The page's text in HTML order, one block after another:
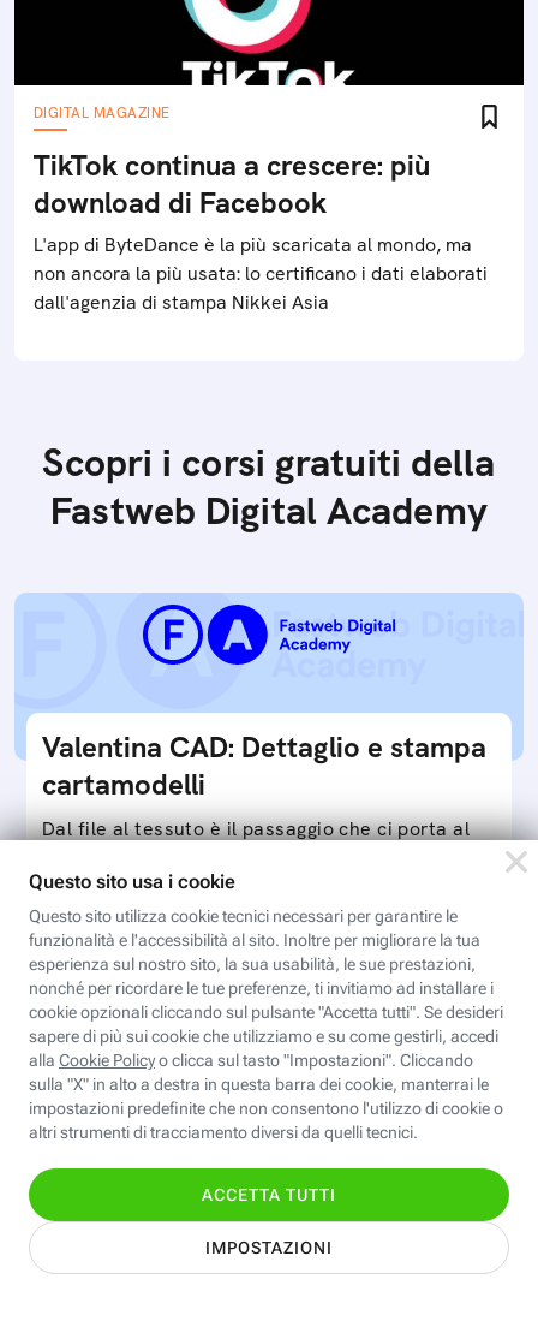
DIGITAL MAGAZINE
TikTok continua a crescere: più
download di Facebook
L'app di ByteDance è la più scaricata al mondo, ma
non ancora la più usata: lo certificano i dati elaborati
dall'agenzia di stampa Nikkei Asia
Scopri i corsi gratuiti della
Fastweb Digital Academy
Valentina CAD: Dettaglio e stampa
cartamodelli
Dal file al tessuto è il passaggio che ci porta al
cartamodelli digitali e parametrici.Approfondisci
e…
Iscriviti
Valentina CAD: Cartamodelli